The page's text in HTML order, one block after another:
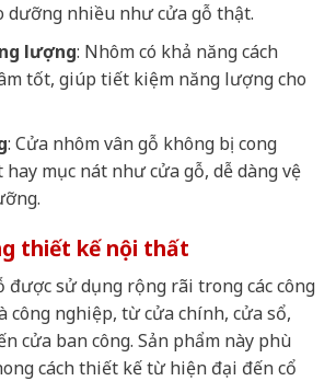
dưỡng nhiều như cửa gỗ thật.
lượng: Nhôm có khả năng cách
tốt, giúp tiết kiệm năng lượng cho
: Cửa nhôm vân gỗ không bị cong
mục nát như cửa gỗ, dễ dàng vệ
thiết kế nội thất
được sử dụng rộng rãi trong các công
công nghiệp, từ cửa chính, cửa sổ,
cửa ban công. Sản phẩm này phù
cách thiết kế từ hiện đại đến cổ